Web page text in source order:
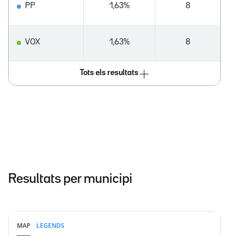
PP 1,63% 8
VOX 1,63% 8
Tots els resultats
Resultats per municipi